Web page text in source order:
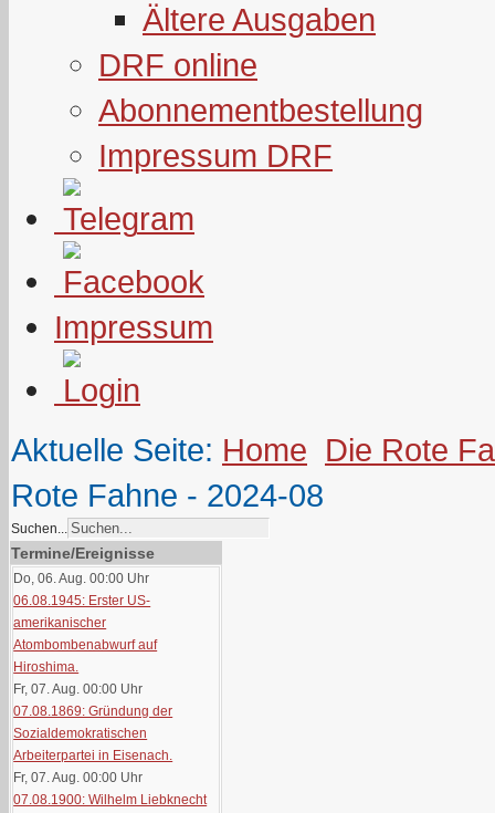
Ältere Ausgaben
DRF online
Abonnementbestellung
Impressum DRF
Impressum
Aktuelle Seite: Home Die Rote
Rote Fahne - 2024-08
Suchen...
Termine/Ereignisse
Do, 06. Aug. 00:00 Uhr
06.08.1945: Erster US-
amerikanischer
Atombombenabwurf auf
Hiroshima.
Fr, 07. Aug. 00:00 Uhr
07.08.1869: Gründung der
Sozialdemokratischen
Arbeiterpartei in Eisenach.
Fr, 07. Aug. 00:00 Uhr
07.08.1900: Wilhelm Liebknecht